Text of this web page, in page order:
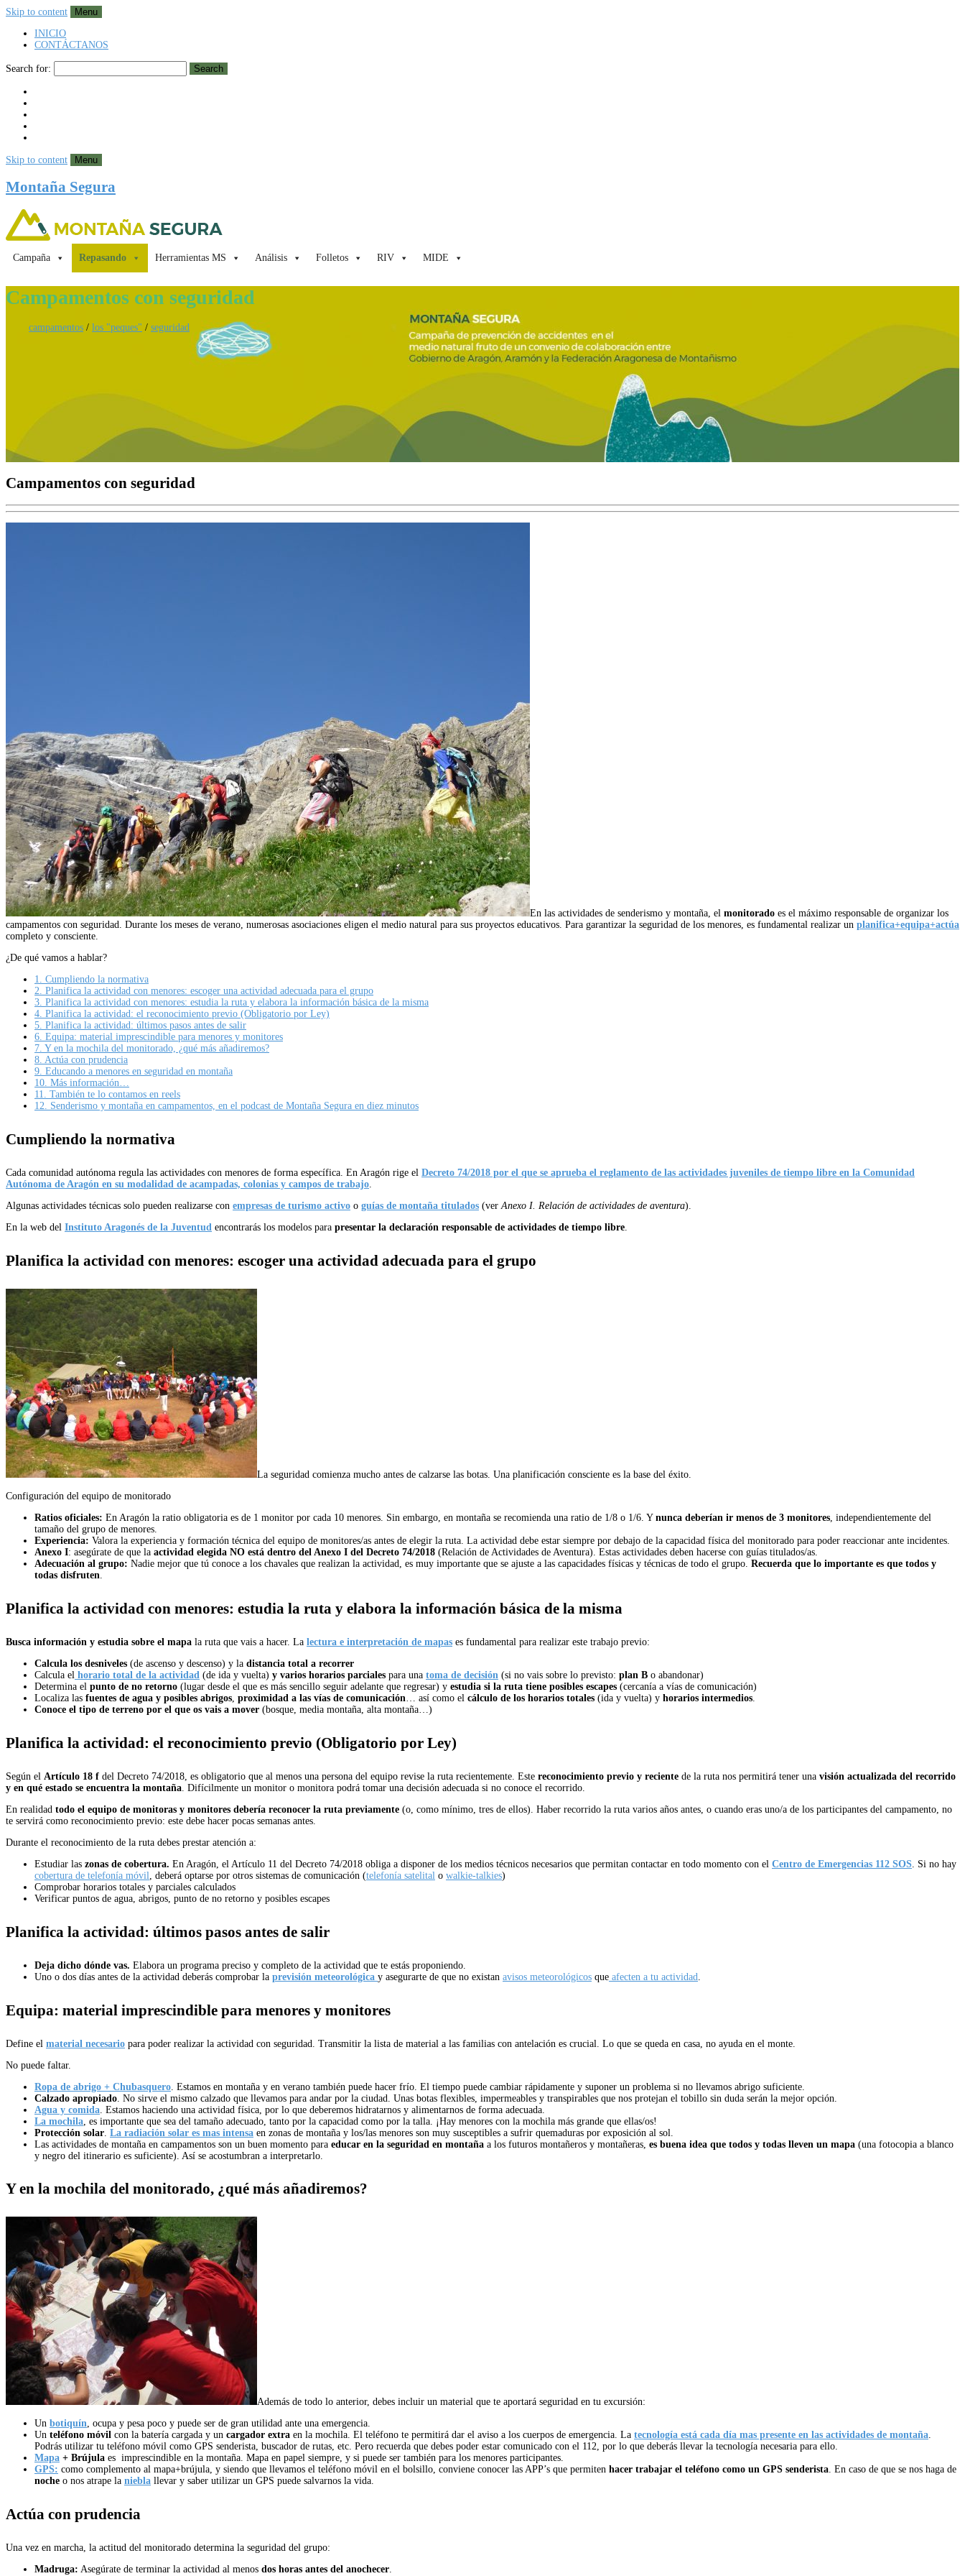
Skip to content
Menu
INICIO
CONTÁCTANOS
Search for: Search
Skip to content Menu
Montaña Segura
Campaña Repasando Herramientas MS Análisis Folletos RIV MIDE
Campamentos con seguridad
campamentos / los "peques" / seguridad
Campamentos con seguridad
En las actividades de senderismo y montaña, el monitorado es el máximo responsable de organizar los
campamentos con seguridad. Durante los meses de verano, numerosas asociaciones eligen el medio natural para sus proyectos educativos. Para garantizar la seguridad de los menores, es fundamental realizar un planifica+equipa+actúa
completo y consciente.
¿De qué vamos a hablar?
1. Cumpliendo la normativa
2. Planifica la actividad con menores: escoger una actividad adecuada para el grupo
3. Planifica la actividad con menores: estudia la ruta y elabora la información básica de la misma
4. Planifica la actividad: el reconocimiento previo (Obligatorio por Ley)
5. Planifica la actividad: últimos pasos antes de salir
6. Equipa: material imprescindible para menores y monitores
7. Y en la mochila del monitorado, ¿qué más añadiremos?
8. Actúa con prudencia
9. Educando a menores en seguridad en montaña
10. Más información…
11. También te lo contamos en reels
12. Senderismo y montaña en campamentos, en el podcast de Montaña Segura en diez minutos
Cumpliendo la normativa
Cada comunidad autónoma regula las actividades con menores de forma específica. En Aragón rige el Decreto 74/2018 por el que se aprueba el reglamento de las actividades juveniles de tiempo libre en la Comunidad
Autónoma de Aragón en su modalidad de acampadas, colonias y campos de trabajo.
Algunas actividades técnicas solo pueden realizarse con empresas de turismo activo o guías de montaña titulados (verAnexo I. Relación de actividades de aventura).
En la web del Instituto Aragonés de la Juventud encontrarás los modelos para presentar la declaración responsable de actividades de tiempo libre.
Planifica la actividad con menores: escoger una actividad adecuada para el grupo
La seguridad comienza mucho antes de calzarse las botas. Una planificación consciente es la base del éxito.
Configuración del equipo de monitorado
Ratios oficiales: En Aragón la ratio obligatoria es de 1 monitor por cada 10 menores. Sin embargo, en montaña se recomienda una ratio de 1/8 o 1/6. Y nunca deberían ir menos de 3 monitores, independientemente del
tamaño del grupo de menores.
Experiencia: Valora la experiencia y formación técnica del equipo de monitores/as antes de elegir la ruta. La actividad debe estar siempre por debajo de la capacidad física del monitorado para poder reaccionar ante incidentes.
Anexo I: asegúrate de que la actividad elegida NO está dentro del Anexo I del Decreto 74/2018 (Relación de Actividades de Aventura). Estas actividades deben hacerse con guías titulados/as.
Adecuación al grupo: Nadie mejor que tú conoce a los chavales que realizan la actividad, es muy importante que se ajuste a las capacidades físicas y técnicas de todo el grupo. Recuerda que lo importante es que todos y
todas disfruten.
Planifica la actividad con menores: estudia la ruta y elabora la información básica de la misma
Busca información y estudia sobre el mapa la ruta que vais a hacer. La lectura e interpretación de mapas es fundamental para realizar este trabajo previo:
Calcula los desniveles (de ascenso y descenso) y la distancia total a recorrer
Calcula el horario total de la actividad (de ida y vuelta) y varios horarios parciales para una toma de decisión (si no vais sobre lo previsto: plan B o abandonar)
Determina el punto de no retorno (lugar desde el que es más sencillo seguir adelante que regresar) y estudia si la ruta tiene posibles escapes (cercanía a vías de comunicación)
Localiza las fuentes de agua y posibles abrigos proximidad a las vías de comunicación … así como el cálculo de los horarios totales (ida y vuelta) y horarios intermedios
Conoce el tipo de terreno por el que os vais a mover (bosque, media montaña, alta montaña…)
Planifica la actividad: el reconocimiento previo (Obligatorio por Ley)
Según el Artículo 18 f del Decreto 74/2018, es obligatorio que al menos una persona del equipo revise la ruta recientemente. Este reconocimiento previo y reciente de la ruta nos permitirá tener una visión actualizada del recorrido
y en qué estado se encuentra la montaña . Difícilmente un monitor o monitora podrá tomar una decisión adecuada si no conoce el recorrido.
En realidad todo el equipo de monitoras y monitores debería reconocer la ruta previamente (o, como mínimo, tres de ellos). Haber recorrido la ruta varios años antes, o cuando eras uno/a de los participantes del campamento, no
te servirá como reconocimiento previo: este debe hacer pocas semanas antes.
Durante el reconocimiento de la ruta debes prestar atención a:
Estudiar las zonas de cobertura. En Aragón, el Artículo 11 del Decreto 74/2018 obliga a disponer de los medios técnicos necesarios que permitan contactar en todo momento con el Centro de Emergencias 112 SOS . Si no hay
cobertura de telefonía móvil
, deberá optarse por otros sistemas de comunicación (telefonía satelital o walkie-talkies)
Comprobar horarios totales y parciales calculados
Verificar puntos de agua, abrigos, punto de no retorno y posibles escapes
Planifica la actividad: últimos pasos antes de salir
Deja dicho dónde vas. Elabora un programa preciso y completo de la actividad que te estás proponiendo.
Uno o dos días antes de la actividad deberás comprobar la previsión meteorológica y asegurarte de que no existan avisos meteorológicos que afecten a tu actividad
Equipa: material imprescindible para menores y monitores
Define el material necesario para poder realizar la actividad con seguridad. Transmitir la lista de material a las familias con antelación es crucial. Lo que se queda en casa, no ayuda en el monte.
No puede faltar.
Ropa de abrigo + Chubasquero . Estamos en montaña y en verano también puede hacer frío. El tiempo puede cambiar rápidamente y suponer un problema si no llevamos abrigo suficiente.
Calzado apropiado . No sirve el mismo calzado que llevamos para andar por la ciudad. Unas botas flexibles, impermeables y transpirables que nos protejan el tobillo sin duda serán la mejor opción.
Agua y comida . Estamos haciendo una actividad física, por lo que deberemos hidratarnos y alimentarnos de forma adecuada.
La mochila , es importante que sea del tamaño adecuado, tanto por la capacidad como por la talla. ¡Hay menores con la mochila más grande que ellas/os!
Protección solar La radiación solar es mas intensa en zonas de montaña y los/las menores son muy susceptibles a sufrir quemaduras por exposición al sol.
Las actividades de montaña en campamentos son un buen momento para educar en la seguridad en montaña a los futuros montañeros y montañeras, es buena idea que todos y todas lleven un mapa (una fotocopia a blanco
y negro del itinerario es suficiente). Así se acostumbran a interpretarlo.
Y en la mochila del monitorado, ¿qué más añadiremos?
Además de todo lo anterior, debes incluir un material que te aportará seguridad en tu excursión:
Un botiquín, ocupa y pesa poco y puede ser de gran utilidad ante una emergencia.
Un teléfono móvil con la batería cargada y un cargador extra en la mochila. El teléfono te permitirá dar el aviso a los cuerpos de emergencia. La tecnología está cada día mas presente en las actividades de montaña.
Podrás utilizar tu teléfono móvil como GPS senderista, buscador de rutas, etc. Pero recuerda que debes poder estar comunicado con el 112, por lo que deberás llevar la tecnología necesaria para ello.
Mapa + Brújula es imprescindible en la montaña. Mapa en papel siempre, y si puede ser también para los menores participantes.
GPS: como complemento al mapa+brújula, y siendo que llevamos el teléfono móvil en el bolsillo, conviene conocer las APP’s que permiten hacer trabajar el teléfono como un GPS senderista. En caso de que se nos haga de
noche o nos atrape la niebla llevar y saber utilizar un GPS puede salvarnos la vida.
Actúa con prudencia
Una vez en marcha, la actitud del monitorado determina la seguridad del grupo:
Madruga: Asegúrate de terminar la actividad al menos dos horas antes del anochecer.